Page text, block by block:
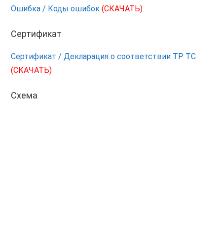
Ошибка / Коды ошибок(СКАЧАТЬ)
Сертификат
Сертификат / Декларация о соответствии ТР ТС
(СКАЧАТЬ)
Схема